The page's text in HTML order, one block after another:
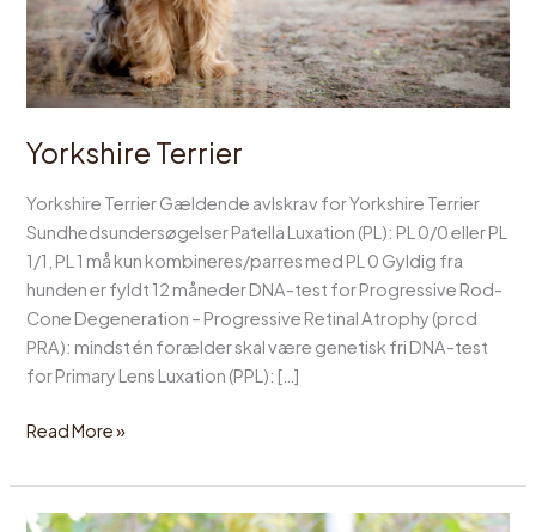
Yorkshire Terrier
Yorkshire Terrier Gældende avlskrav for Yorkshire Terrier
Sundhedsundersøgelser Patella Luxation (PL): PL 0/0 eller PL
1/1, PL 1 må kun kombineres/parres med PL 0 Gyldig fra
hunden er fyldt 12 måneder DNA-test for Progressive Rod-
Cone Degeneration – Progressive Retinal Atrophy (prcd
PRA): mindst én forælder skal være genetisk fri DNA-test
for Primary Lens Luxation (PPL): […]
Read More »
Mellempuddel